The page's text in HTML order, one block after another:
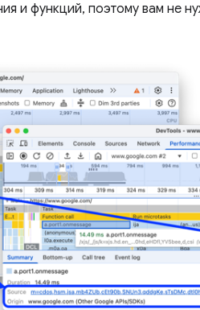
и функций, поэтому вам не